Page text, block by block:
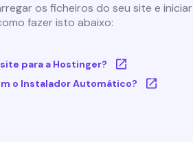
os ficheiros do seu site e iniciar
fazer isto abaixo:
para a Hostinger?
o Instalador Automático?